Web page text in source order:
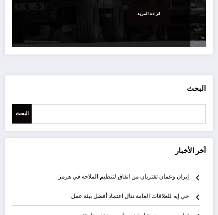
قراءة المزيد
البحث
البحث
آخر الأخبار
إيران وعمان تقتربان من اتفاق لتنظيم الملاحة في هرمز
جي إيه للعلاقات العامة تنال اعتماد أفضل بيئة عمل